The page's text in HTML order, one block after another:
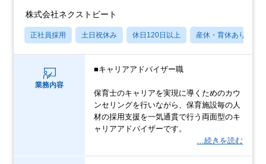
株式会社ネクストビート
正社員採用 土日祝休み 休日120日以上 産休・育休あり
業務内容
■キャリアアドバイザー職
保育士のキャリアを実現に導くためのカウ
ンセリングを行いながら、保育施設毎の人
材の採用支援を一気通貫で行う両面型のキ
ャリアアドバイザーです。
…続きを読む